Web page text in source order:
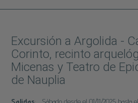
Excursión a Argolida -
Corinto, recinto
Micenas y Teatro de
de Nauplia